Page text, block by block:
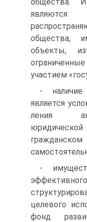
общества,
объекты,
участием
- наличие
является
ления
-
целевого
фонд